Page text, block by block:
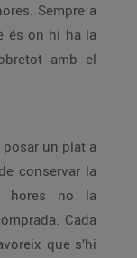
Sempre a
és on hi ha la
amb el
un plat a
conservar la
hores no la
Cada
que s’hi